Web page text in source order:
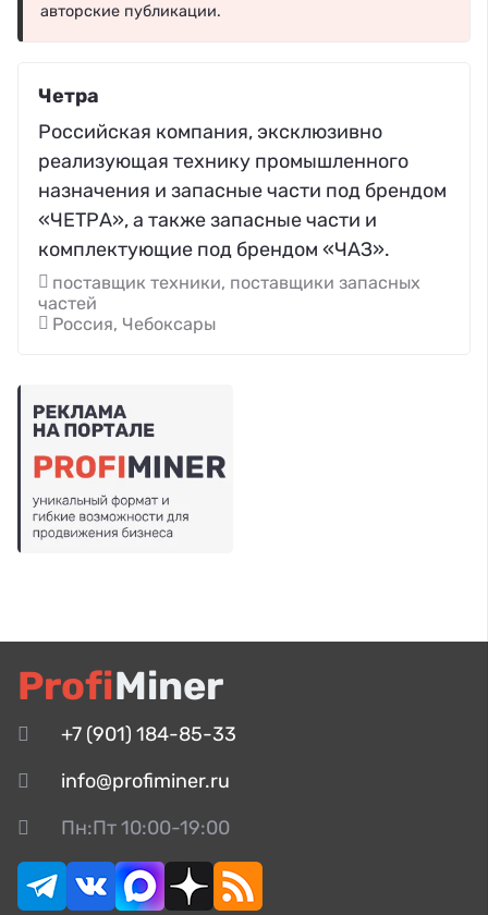
авторские публикации.
Четра
Российская компания, эксклюзивно
реализующая технику промышленного
назначения и запасные части под брендом
«ЧЕТРА», а также запасные части и
комплектующие под брендом «ЧАЗ».
поставщик техники, поставщики запасных
частей
Россия, Чебоксары
ProfiMiner
+7 (901) 184-85-33
info@profiminer.ru
Пн:Пт 10:00-19:00